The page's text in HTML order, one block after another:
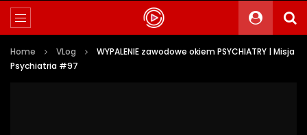
Home VLog
WYPALENIE zawodowe okiem PSYCHIATRY | Misja
Psychiatria #97